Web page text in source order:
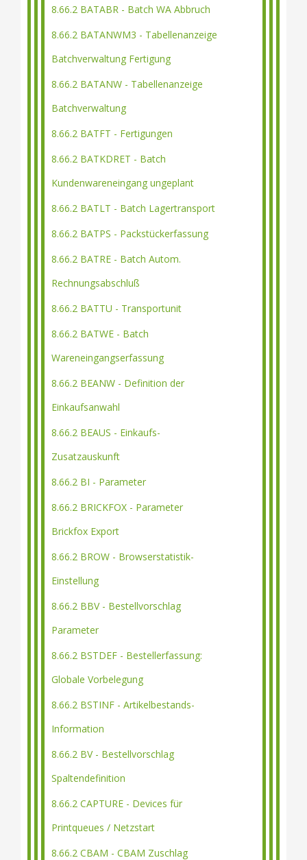
8.66.2 BATABR - Batch WA Abbruch
8.66.2 BATANWM3 - Tabellenanzeige
Batchverwaltung Fertigung
8.66.2 BATANW - Tabellenanzeige
Batchverwaltung
8.66.2 BATFT - Fertigungen
8.66.2 BATKDRET - Batch
Kundenwareneingang ungeplant
8.66.2 BATLT - Batch Lagertransport
8.66.2 BATPS - Packstückerfassung
8.66.2 BATRE - Batch Autom.
Rechnungsabschluß
8.66.2 BATTU - Transportunit
8.66.2 BATWE - Batch
Wareneingangserfassung
8.66.2 BEANW - Definition der
Einkaufsanwahl
8.66.2 BEAUS - Einkaufs-
Zusatzauskunft
8.66.2 BI - Parameter
8.66.2 BRICKFOX - Parameter
Brickfox Export
8.66.2 BROW - Browserstatistik-
Einstellung
8.66.2 BBV - Bestellvorschlag
Parameter
8.66.2 BSTDEF - Bestellerfassung:
Globale Vorbelegung
8.66.2 BSTINF - Artikelbestands-
Information
8.66.2 BV - Bestellvorschlag
Spaltendefinition
8.66.2 CAPTURE - Devices für
Printqueues / Netzstart
8.66.2 CBAM - CBAM Zuschlag